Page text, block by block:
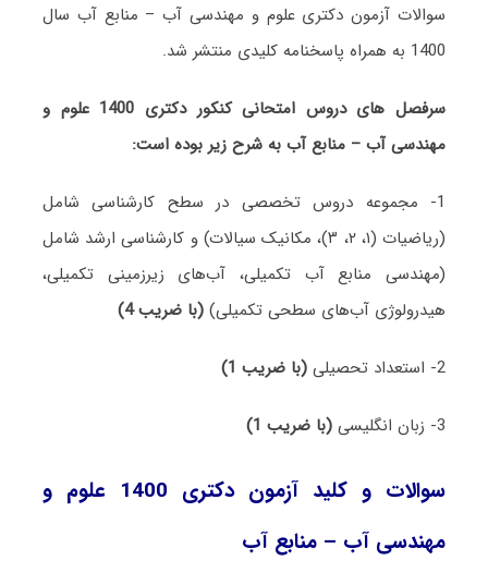
سوالات آزمون دکتری علوم و مهندسی آب – منابع آب سال
1400 به همراه پاسخنامه کلیدی منتشر شد.
سرفصل های دروس امتحانی کنکور دکتری 1400 علوم و
مهندسی آب – منابع آب به شرح زیر بوده است:
1- مجموعه دروس تخصصی در سطح کارشناسی شامل
(ریاضیات (۱، ۲، ۳)، مکانیک سیالات) و کارشناسی ارشد شامل
(مهندسی منابع آب تکمیلی، آب‌های زیرزمینی تکمیلی،
هیدرولوژی آب‌های سطحی تکمیلی) (با ضریب 4)
2- استعداد تحصیلی (با ضریب 1)
3- زبان انگلیسی (با ضریب 1)
سوالات و کلید آزمون دکتری 1400 علوم و
مهندسی آب – منابع آب